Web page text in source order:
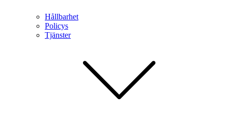
Hållbarhet
Policys
Tjänster